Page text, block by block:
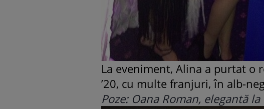
La eveniment, Alina a purtat
’20, cu multe franjuri, în alb-
Poze: Oana Roman, elegantă